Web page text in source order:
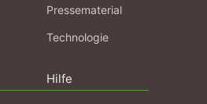
Pressematerial
Technologie
Hilfe